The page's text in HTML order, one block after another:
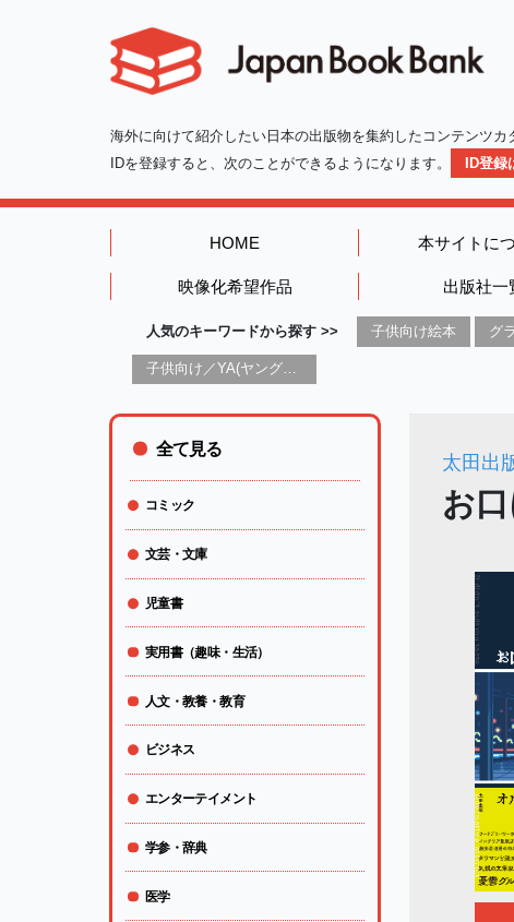
海外に向けて紹介したい日本の出版物を集約したコンテンツカ
IDを登録すると、次のことができるようになります。
ID登録
HOME 本サイトに
映像化希望作品 出版社一
人気のキーワードから探す >> 子供向け絵本
子供向け／YA(ヤングアダルト)向け一般：芸術&芸術家
太田出
お
全て見る
コミック
文芸・文庫
児童書
実用書（趣味・生活）
人文・教養・教育
ビジネス
エンターテイメント
学参・辞典
医学